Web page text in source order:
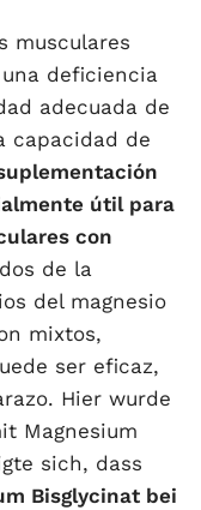
musculares
deficiencia
adecuada de
capacidad de
útil para
con
de la
del magnesio
mixtos,
ser eficaz,
Hier wurde
Magnesium
sich, dass
Bisglycinat bei